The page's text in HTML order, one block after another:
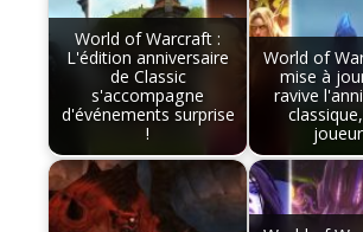
World of Warcraft :
L'édition anniversaire
de Classic
s'accompagne
d'événements surprise
!
World of
mise à
ravive